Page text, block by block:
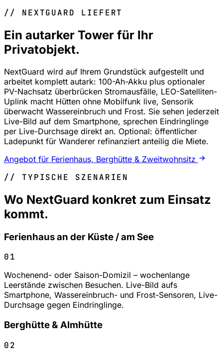
// NEXTGUARD LIEFERT
Ein autarker Tower für Ihr
Privatobjekt.
NextGuard wird auf Ihrem Grundstück aufgestellt und
arbeitet komplett autark: 100-Ah-Akku plus optionaler
PV-Nachsatz überbrücken Stromausfälle, LEO-Satelliten-
Uplink macht Hütten ohne Mobilfunk live, Sensorik
überwacht Wassereinbruch und Frost. Sie sehen jederzeit
Live-Bild auf dem Smartphone, sprechen Eindringlinge
per Live-Durchsage direkt an. Optional: öffentlicher
Ladepunkt für Wanderer refinanziert anteilig die Miete.
Angebot für Ferienhaus, Berghütte & Zweitwohnsitz
// TYPISCHE SZENARIEN
Wo NextGuard konkret zum Einsatz
kommt.
Ferienhaus an der Küste / am See
01
Wochenend- oder Saison-Domizil – wochenlange
Leerstände zwischen Besuchen. Live-Bild aufs
Smartphone, Wassereinbruch- und Frost-Sensoren, Live-
Durchsage gegen Eindringlinge.
Berghütte & Almhütte
02